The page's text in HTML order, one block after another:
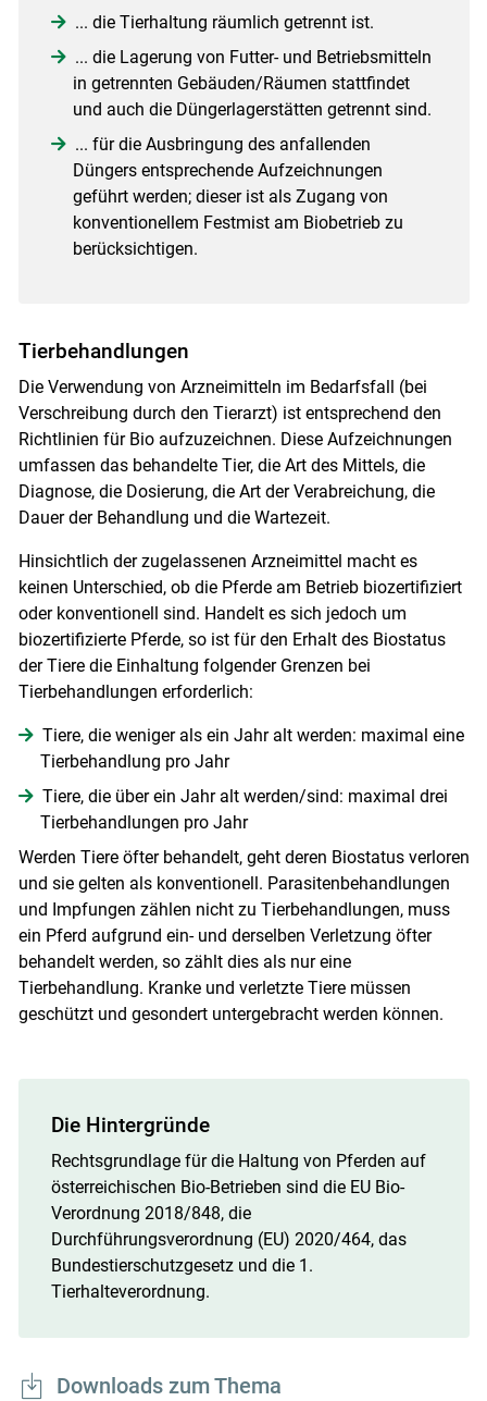
... die Tierhaltung räumlich getrennt ist.
... die Lagerung von Futter- und Betriebsmitteln
in getrennten Gebäuden/Räumen stattfindet
und auch die Düngerlagerstätten getrennt sind.
... für die Ausbringung des anfallenden
Düngers entsprechende Aufzeichnungen
geführt werden; dieser ist als Zugang von
konventionellem Festmist am Biobetrieb zu
berücksichtigen.
Tierbehandlungen
Die Verwendung von Arzneimitteln im Bedarfsfall (bei
Verschreibung durch den Tierarzt) ist entsprechend den
Richtlinien für Bio aufzuzeichnen. Diese Aufzeichnungen
umfassen das behandelte Tier, die Art des Mittels, die
Diagnose, die Dosierung, die Art der Verabreichung, die
Dauer der Behandlung und die Wartezeit.
Hinsichtlich der zugelassenen Arzneimittel macht es
keinen Unterschied, ob die Pferde am Betrieb biozertifiziert
oder konventionell sind. Handelt es sich jedoch um
biozertifizierte Pferde, so ist für den Erhalt des Biostatus
der Tiere die Einhaltung folgender Grenzen bei
Tierbehandlungen erforderlich:
Tiere, die weniger als ein Jahr alt werden: maximal eine
Tierbehandlung pro Jahr
Tiere, die über ein Jahr alt werden/sind: maximal drei
Tierbehandlungen pro Jahr
Werden Tiere öfter behandelt, geht deren Biostatus verloren
und sie gelten als konventionell. Parasitenbehandlungen
und Impfungen zählen nicht zu Tierbehandlungen, muss
ein Pferd aufgrund ein- und derselben Verletzung öfter
behandelt werden, so zählt dies als nur eine
Tierbehandlung. Kranke und verletzte Tiere müssen
geschützt und gesondert untergebracht werden können.
Die Hintergründe
Rechtsgrundlage für die Haltung von Pferden auf
österreichischen Bio-Betrieben sind die EU Bio-
Verordnung 2018/848, die
Durchführungsverordnung (EU) 2020/464, das
Bundestierschutzgesetz und die 1.
Tierhalteverordnung.
Downloads zum Thema